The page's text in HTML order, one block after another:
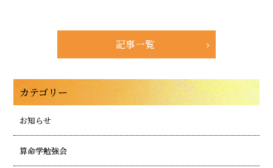
記事一覧
カテゴリー
お知らせ
算命学勉強会